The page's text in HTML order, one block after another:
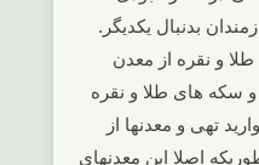
بدنبال یکدیگر.
طلا و نقره از معدن
و سکه های طلا و نقره
تهی و معدنها از
اصلا این معدنهای